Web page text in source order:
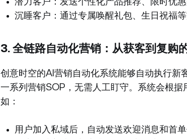
潜力客户：发送个性化产品推荐、限时优
沉睡客户：通过专属唤醒礼包、生日祝福
3. 全链路自动化营销：从获客到复购
创意时空的AI营销自动化系统能够自动执行新
一系列营销SOP，无需人工盯守。系统会根据
如：
用户加入私域后，自动发送欢迎消息和首